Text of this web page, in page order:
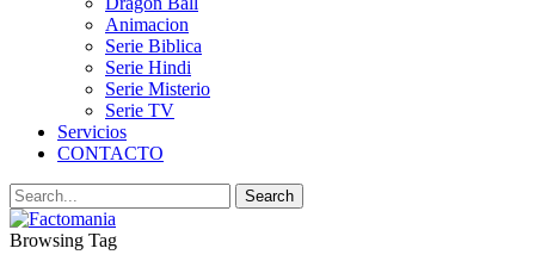
Animacion
Serie Biblica
Serie Hindi
Serie Misterio
Serie TV
Servicios
CONTACTO
Browsing Tag